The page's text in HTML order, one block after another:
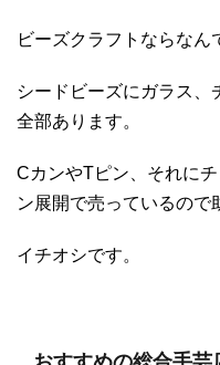
ビーズクラフトならなん
シードビーズにガラス、
全部あります。
CカンやTピン、それに
ン展開で売っているので
イチオシです。